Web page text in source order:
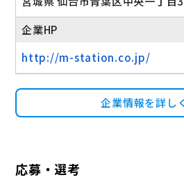
企業HP
http://m-station.co.jp/
企業情報を詳し
応募・選考